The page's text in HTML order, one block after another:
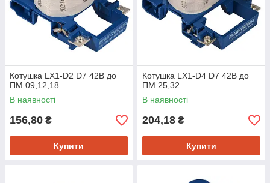
Котушка LX1-D2 D7 42B до
ПМ 09,12,18
В наявності
156,80 ₴
Купити
Котушка LX1-D4 D7 42B до
ПМ 25,32
В наявності
204,18 ₴
Купити